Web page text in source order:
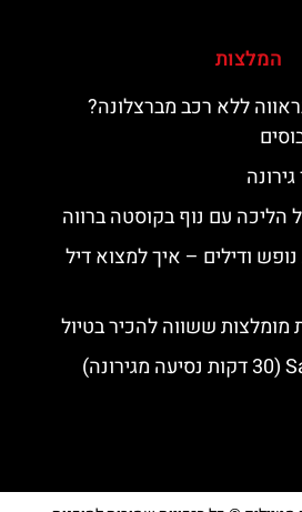
המלצות
ללא רכב מברצלונה?
ודילים – איך למצוא דיל
מומלצות ששווה להכיר בטיול